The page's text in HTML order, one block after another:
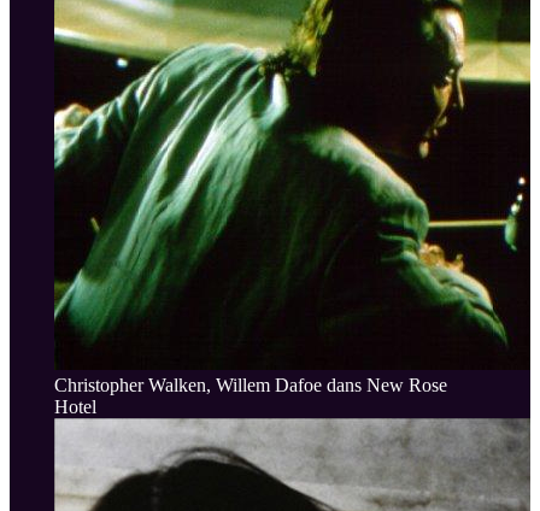
Christopher Walken, Willem Dafoe dans New Rose
Hotel